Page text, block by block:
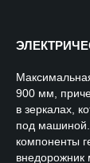
900 мм,
в зеркалах,
под машиной.
компоненты
внедорожник